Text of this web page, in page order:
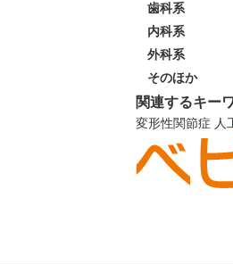
歯科系
内科系
外科系
そのほか
関連するキー
変形性関節症 人